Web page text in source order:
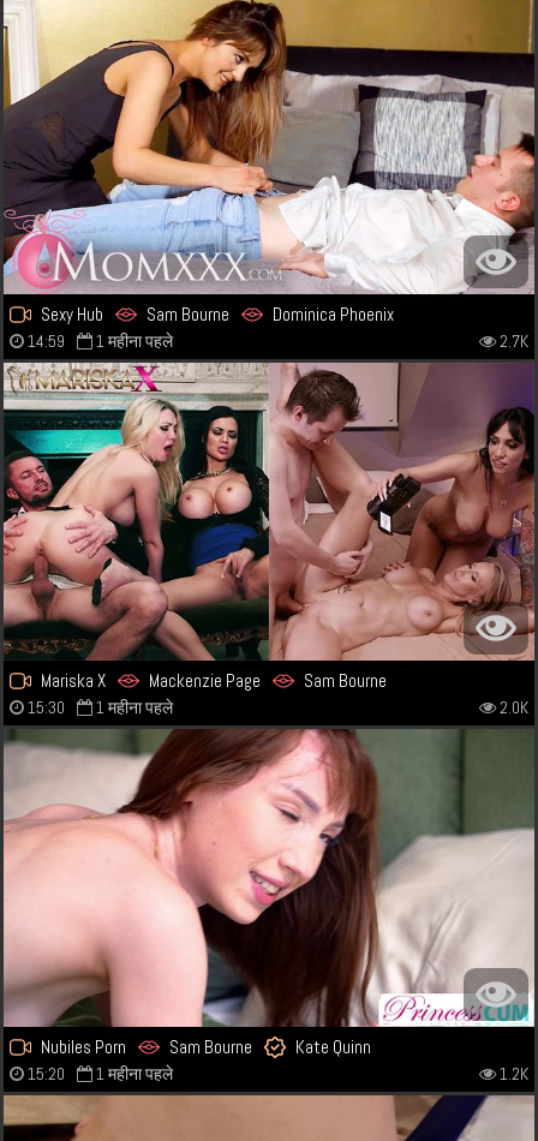
Sexy Hub Sam Bourne Dominica Phoenix
14:59 1 महीना पहले 2.7K
Mariska X Mackenzie Page Sam Bourne
15:30 1 महीना पहले 2.0K
Nubiles Porn Sam Bourne Kate Quinn
15:20 1 महीना पहले 1.2K